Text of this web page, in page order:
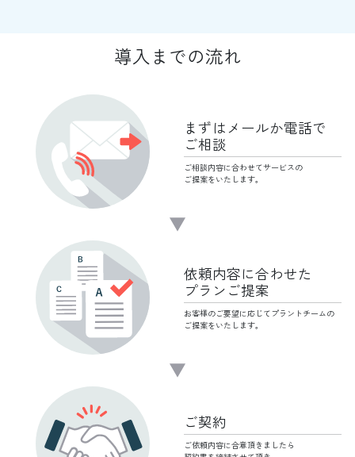
導入までの流れ
まずはメールか電話で
ご相談
ご相談内容に合わせてサービスの
ご提案をいたします。
依頼内容に合わせた
プランご提案
お客様のご要望に応じてプラントチームの
ご提案をいたします。
ご契約
ご依頼内容に合意頂きましたら